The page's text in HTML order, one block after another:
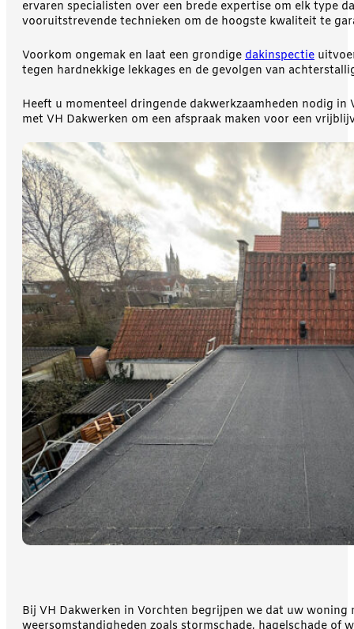
ervaren specialisten over een brede expertise om elk type
vooruitstrevende technieken om de hoogste kwaliteit te
Voorkom ongemak en laat een grondige dakinspectie
tegen hardnekkige lekkages en de gevolgen van
Heeft u momenteel dringende dakwerkzaamheden nodig
met VH Dakwerken om een afspraak maken voor een
Bij VH Dakwerken in Vorchten begrijpen we dat uw